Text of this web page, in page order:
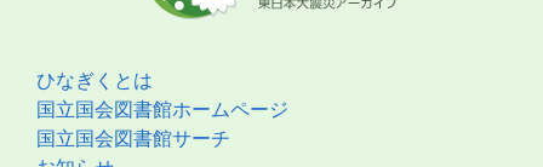
ひなぎくとは
国立国会図書館ホームページ
国立国会図書館サーチ